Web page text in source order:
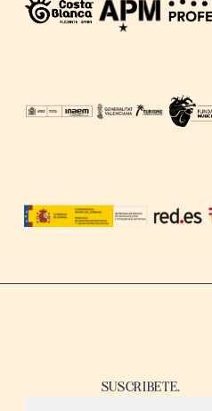
SUSCRIBETE.